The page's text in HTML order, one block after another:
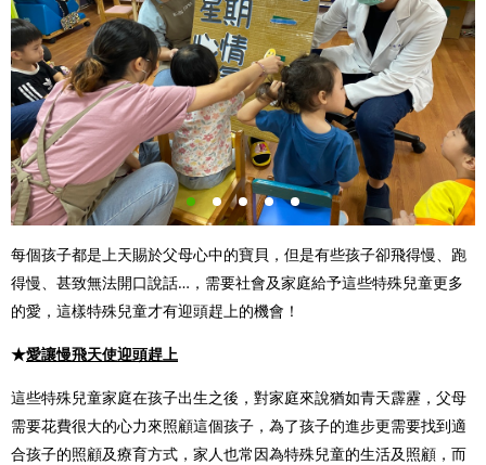
每個孩子都是上天賜於父母心中的寶貝，但是有些孩子卻飛得慢、跑
得慢、甚致無法開口說話…，需要社會及家庭給予這些特殊兒童更多
的愛，這樣特殊兒童才有迎頭趕上的機會！
★愛讓慢飛天使迎頭趕上
這些特殊兒童家庭在孩子出生之後，對家庭來說猶如青天霹靂，父母
需要花費很大的心力來照顧這個孩子，為了孩子的進步更需要找到適
合孩子的照顧及療育方式，家人也常因為特殊兒童的生活及照顧，而